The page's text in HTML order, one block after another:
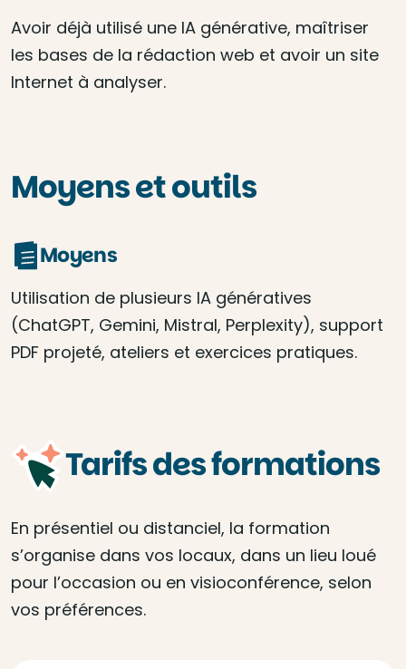
Avoir déjà utilisé une IA générative, maîtriser
les bases de la rédaction web et avoir un site
Internet à analyser.
Moyens et outils
Moyens
Utilisation de plusieurs IA génératives
(ChatGPT, Gemini, Mistral, Perplexity), support
PDF projeté, ateliers et exercices pratiques.
Tarifs des formations
En présentiel ou distanciel, la formation
s’organise dans vos locaux, dans un lieu loué
pour l’occasion ou en visioconférence, selon
vos préférences.